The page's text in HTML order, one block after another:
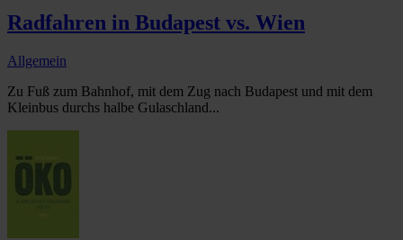
Radfahren in Budapest vs. Wien
Allgemein
Zu Fuß zum Bahnhof, mit dem Zug nach Budapest und mit dem
Kleinbus durchs halbe Gulaschland...